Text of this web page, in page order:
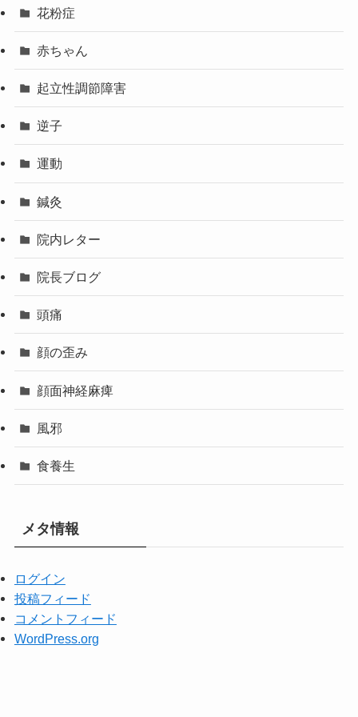
花粉症
赤ちゃん
起立性調節障害
逆子
運動
鍼灸
院内レター
院長ブログ
頭痛
顔の歪み
顔面神経麻痺
風邪
食養生
メタ情報
ログイン
投稿フィード
コメントフィード
WordPress.org